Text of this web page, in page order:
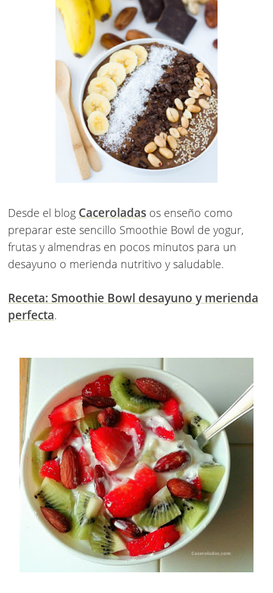
Desde el blog Caceroladas os enseño como
preparar este sencillo Smoothie Bowl de yogur,
frutas y almendras en pocos minutos para un
desayuno o merienda nutritivo y saludable.
Receta: Smoothie Bowl desayuno y merienda
perfecta.